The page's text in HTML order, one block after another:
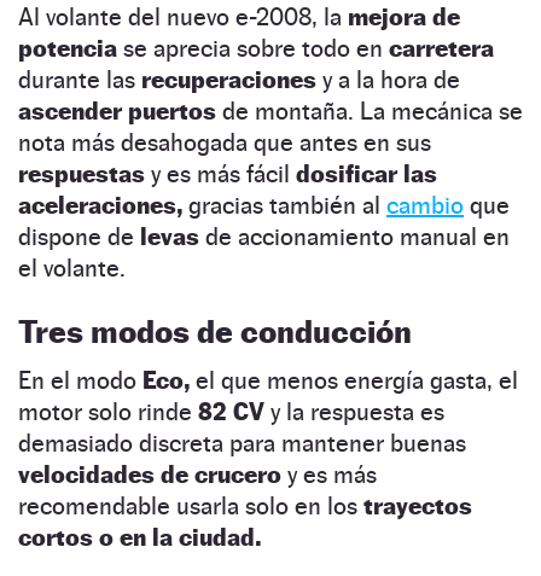
Al volante del nuevo e-2008, la mejora de
potencia se aprecia sobre todo en carretera
durante las recuperaciones y a la hora de
ascender puertos de montaña. La mecánica se
nota más desahogada que antes en sus
respuestas y es más fácil dosificar las
aceleraciones, gracias también al cambio que
dispone de levas de accionamiento manual en
el volante.
Tres modos de conducción
En el modo Eco, el que menos energía gasta, el
motor solo rinde 82 CV y la respuesta es
demasiado discreta para mantener buenas
velocidades de crucero y es más
recomendable usarla solo en los trayectos
cortos o en la ciudad.